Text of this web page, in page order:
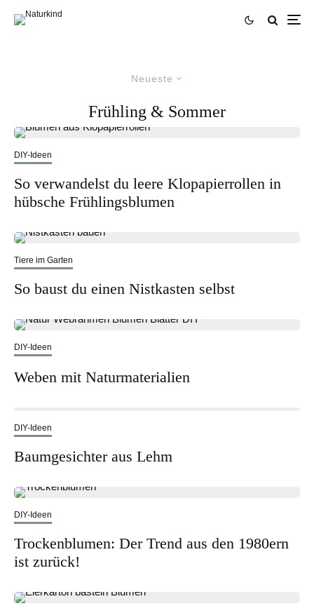
Neueste
Frühling & Sommer
DIY-Ideen
So verwandelst du leere Klopapierrollen in
hübsche Frühlingsblumen
Tiere im Garten
So baust du einen Nistkasten selbst
DIY-Ideen
Weben mit Naturmaterialien
DIY-Ideen
Baumgesichter aus Lehm
DIY-Ideen
Trockenblumen: Der Trend aus den 1980ern
ist zurück!